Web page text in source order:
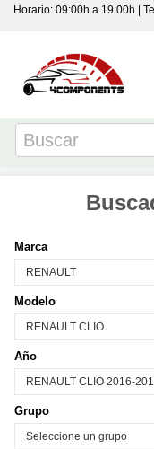
Horario: 09:00h a 19:00h |
Marca
Modelo
Año
Grupo